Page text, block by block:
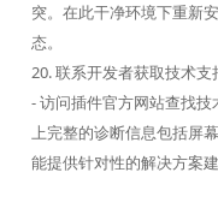
突。在此干净环境下重新
态。
20. 联系开发者获取技术支
- 访问插件官方网站查找
上完整的诊断信息包括屏
能提供针对性的解决方案建